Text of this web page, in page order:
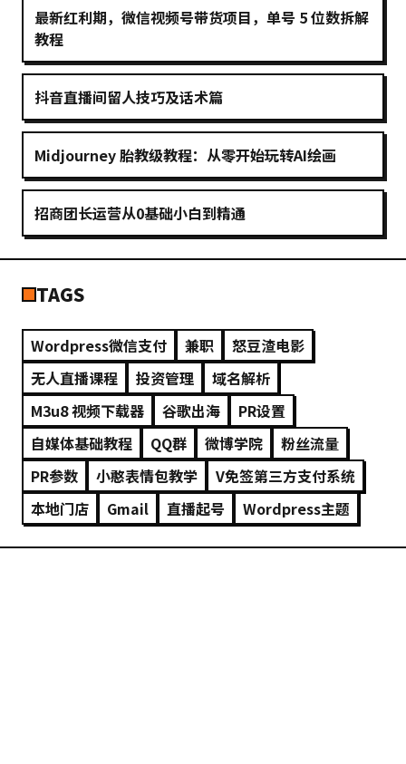
最新红利期，微信视频号带货项目，单号 5 位数拆解
教程
抖音直播间留人技巧及话术篇
Midjourney 胎教级教程：从零开始玩转AI绘画
招商团长运营从0基础小白到精通
TAGS
Wordpress微信支付 兼职
怒豆渣电影
无人直播课程
投资管理
域名解析
M3u8 视频下载器
谷歌出海
PR设置
自媒体基础教程
QQ群 微博学院
粉丝流量
PR参数
小憨表情包教学
V免签第三方支付系统
本地门店
Gmail 直播起号 Wordpress主题